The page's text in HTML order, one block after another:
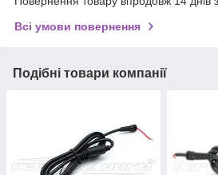
Всі умови повернення
Подібні товари компанії